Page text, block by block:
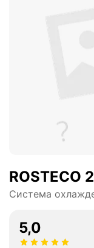
ROSTECO
Система
5,0